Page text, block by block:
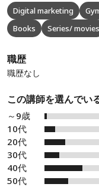
Digital marketing
Books
Series/ movies
職歴
職歴なし
この講師を選んでい
～9歳
10代
20代
30代
40代
50代